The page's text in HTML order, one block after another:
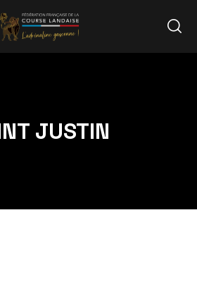
JUSTIN